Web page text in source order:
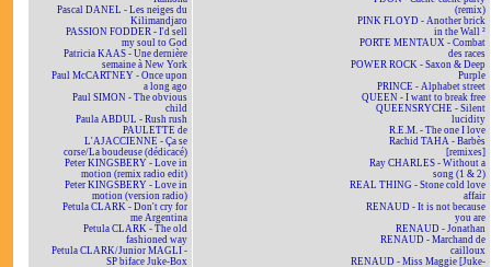
Pascal DANEL - Les neiges du
Kilimandjaro
PASSION FODDER - I'd sell
my soul to God
Patricia KAAS - Une dernière
semaine à New York
Paul McCARTNEY - Once upon
a long ago
Paul SIMON - The obvious
child
Paula ABDUL - Rush rush
PAULETTE de
L'AJACCIENNE - Ça se
corse/La boudeuse (dédicacé)
Peter KINGSBERY - Love in
motion (remix radio edit)
Peter KINGSBERY - Love in
motion (version radio)
Petula CLARK - Don't cry for
me Argentina
Petula CLARK - The old
fashioned way
Petula CLARK/Junior MAGLI -
SP biface Juke-Box
(remix)
PINK FLOYD - Another brick
in the Wall ²
PORTE MENTAUX - Combat
des races
POWER ROCK - Saxon & Deep
Purple
PRINCE - Alphabet street
QUEEN - I want to break free
QUEENSRYCHE - Silent
lucidity
R.E.M. - The one I love
Rachid TAHA - Barbès
[remixes]
Ray CHARLES - Without a
song (1 & 2)
REAL THING - Stone cold love
affair
RENAUD - It is not because
you are
RENAUD - Jonathan
RENAUD - Marchand de
cailloux
RENAUD - Miss Maggie [Juke-